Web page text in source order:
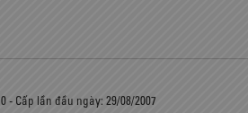
- Cấp lần đầu ngày: 29/08/2007